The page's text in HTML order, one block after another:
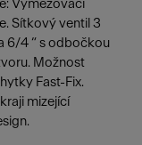
Vymezovací
Sítkový ventil 3
6/4 “ s odbočkou
Možnost
Fast-Fix.
mizející